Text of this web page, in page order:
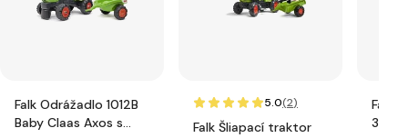
Falk Odrážadlo 1012B
Baby Claas Axos s
5.0(2)
Falk Šliapací traktor
Falk